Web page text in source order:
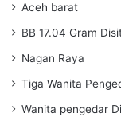
Aceh barat
BB 17.04 Gram
Nagan Raya
Tiga Wanita
Wanita pengedar